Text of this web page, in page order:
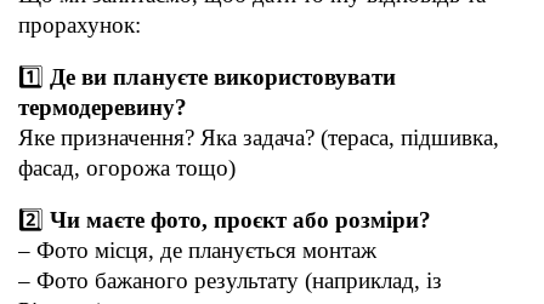
прорахунок:
1️⃣ Де ви плануєте використовувати
термодеревину?
Яке призначення? Яка задача? (тераса, підшивка,
фасад, огорожа тощо)
2️⃣ Чи маєте фото, проєкт або розміри?
– Фото місця, де планується монтаж
– Фото бажаного результату (наприклад, із